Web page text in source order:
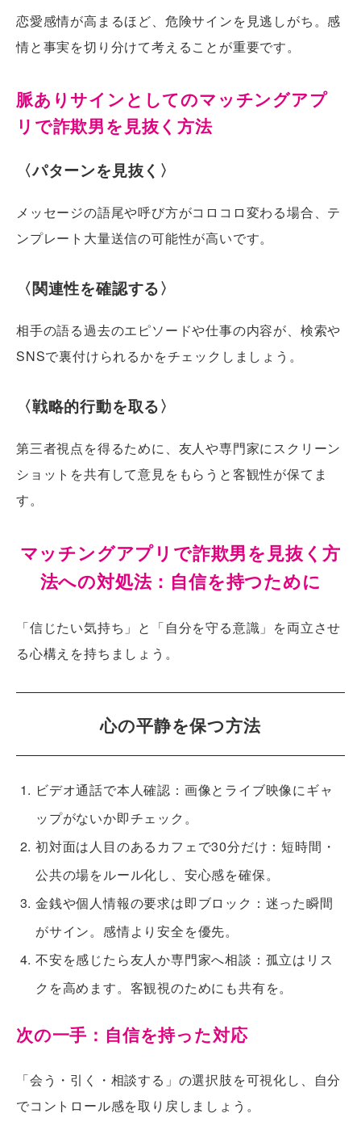
恋愛感情が高まるほど、危険サインを見逃しがち。感
情と事実を切り分けて考えることが重要です。
脈ありサインとしてのマッチングアプ
リで詐欺男を見抜く方法
〈パターンを見抜く〉
メッセージの語尾や呼び方がコロコロ変わる場合、テ
ンプレート大量送信の可能性が高いです。
〈関連性を確認する〉
相手の語る過去のエピソードや仕事の内容が、検索や
SNSで裏付けられるかをチェックしましょう。
〈戦略的行動を取る〉
第三者視点を得るために、友人や専門家にスクリーン
ショットを共有して意見をもらうと客観性が保てま
す。
マッチングアプリで詐欺男を見抜く方
法への対処法：自信を持つために
「信じたい気持ち」と「自分を守る意識」を両立させ
る心構えを持ちましょう。
心の平静を保つ方法
ビデオ通話で本人確認 ：画像とライブ映像にギャ
ップがないか即チェック。
初対面は人目のあるカフェで30分だけ ：短時間・
公共の場をルール化し、安心感を確保。
金銭や個人情報の要求は即ブロック ：迷った瞬間
がサイン。感情より安全を優先。
不安を感じたら友人か専門家へ相談 ：孤立はリス
クを高めます。客観視のためにも共有を。
次の一手：自信を持った対応
「会う・引く・相談する」の選択肢を可視化し、自分
でコントロール感を取り戻しましょう。